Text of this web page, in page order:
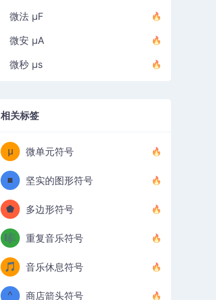
微法 µF
微安 µA
微秒 µs
相关标签
μ 微单元符号
■ 坚实的图形符号
⬟ 多边形符号
🎼 重复音乐符号
🎵 音乐休息符号
^ 商店箭头符号